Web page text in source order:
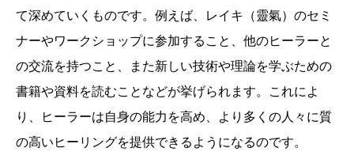
て深めていくものです。例えば、レイキ（靈氣）のセミ
ナーやワークショップに参加すること、他のヒーラーと
の交流を持つこと、また新しい技術や理論を学ぶための
書籍や資料を読むことなどが挙げられます。これによ
り、ヒーラーは自身の能力を高め、より多くの人々に質
の高いヒーリングを提供できるようになるのです。